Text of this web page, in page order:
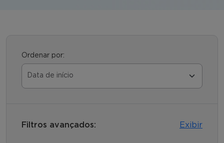
Ordenar por:
Filtros avançados: Exibir